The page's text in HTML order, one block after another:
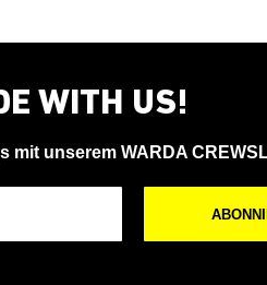
WITH US!
mit unserem WARDA